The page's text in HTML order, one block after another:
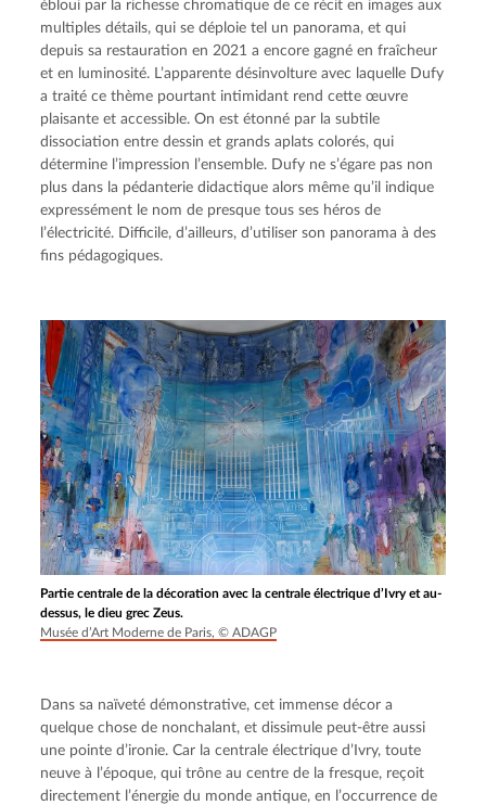
ébloui par la richesse chromatique de ce récit en images aux
multiples détails, qui se déploie tel un panorama, et qui
depuis sa restauration en 2021 a encore gagné en fraîcheur
et en luminosité. L’apparente désinvolture avec laquelle Dufy
a traité ce thème pourtant intimidant rend cette œuvre
plaisante et accessible. On est étonné par la subtile
dissociation entre dessin et grands aplats colorés, qui
détermine l’impression l’ensemble. Dufy ne s’égare pas non
plus dans la pédanterie didactique alors même qu’il indique
expressément le nom de presque tous ses héros de
l’électricité. Difficile, d’ailleurs, d’utiliser son panorama à des
fins pédagogiques.
Partie centrale de la décoration avec la centrale électrique d’Ivry et au-
dessus, le dieu grec Zeus.
Musée d’Art Moderne de Paris, © ADAGP
Dans sa naïveté démonstrative, cet immense décor a
quelque chose de nonchalant, et dissimule peut-être aussi
une pointe d’ironie. Car la centrale électrique d’Ivry, toute
neuve à l’époque, qui trône au centre de la fresque, reçoit
directement l’énergie du monde antique, en l’occurrence de